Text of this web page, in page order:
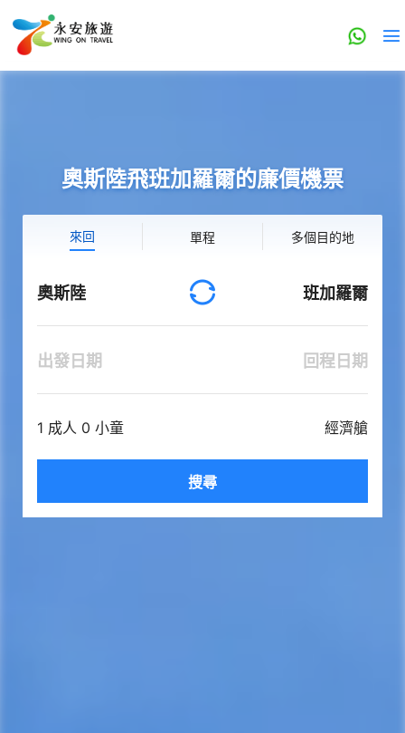
奧斯陸飛班加羅爾的廉價機票
來回 單程 多個目的地
奧斯陸 班加羅爾
出發日期 回程日期
1 成人 0 小童 經濟艙
搜尋